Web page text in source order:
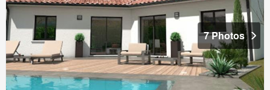
7 Photos